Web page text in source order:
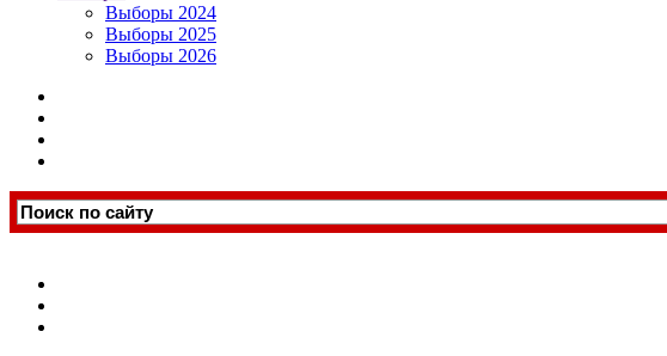
Выборы 2024
Выборы 2025
Выборы 2026